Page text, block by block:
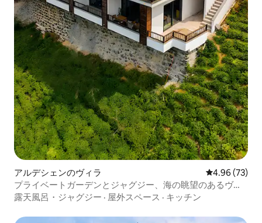
アルデシェンのヴィラ レビュー73
4.96 (73)
プライベートガーデンとジャグジー、海の眺望のあるヴィ
ラ
露天風呂・ジャグジー · 屋外スペース · キッチン